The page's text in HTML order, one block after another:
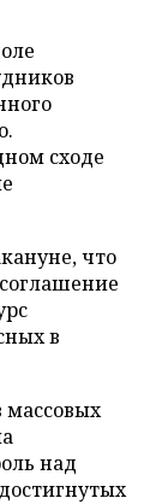
сходе
что
в
массовых
над